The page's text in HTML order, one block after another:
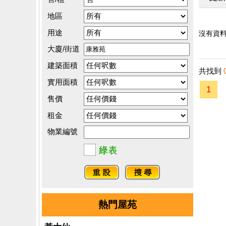
地區
用途
大廈/街道
建築面積
實用面積
售價
租金
物業編號
熱門屋苑
沒有資料
共找到
1